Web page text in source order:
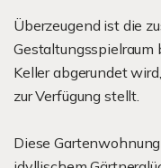
Überzeugend ist die
Keller abgerundet
zur Verfügung stellt.
Diese